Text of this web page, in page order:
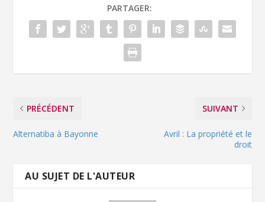
PARTAGER:
PRÉCÉDENT
Alternatiba à Bayonne
SUIVANT
Avril : La propriété et le
droit
AU SUJET DE L'AUTEUR